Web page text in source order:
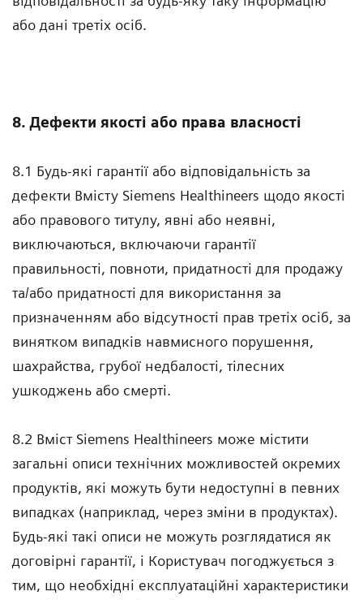
або дані третіх осіб.
8. Дефекти якості або права власності
8.1 Будь-які гарантії або відповідальність за
дефекти Вмісту Siemens Healthineers щодо якості
або правового титулу, явні або неявні,
виключаються, включаючи гарантії
правильності, повноти, придатності для продажу
та/або придатності для використання за
призначенням або відсутності прав третіх осіб, за
винятком випадків навмисного порушення,
шахрайства, грубої недбалості, тілесних
ушкоджень або смерті.
8.2 Вміст Siemens Healthineers може містити
загальні описи технічних можливостей окремих
продуктів, які можуть бути недоступні в певних
випадках (наприклад, через зміни в продуктах).
Будь-які такі описи не можуть розглядатися як
договірні гарантії, і Користувач погоджується з
тим, що необхідні експлуатаційні характеристики